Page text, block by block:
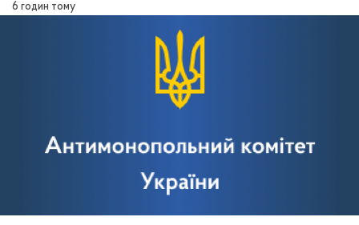
6 годин тому